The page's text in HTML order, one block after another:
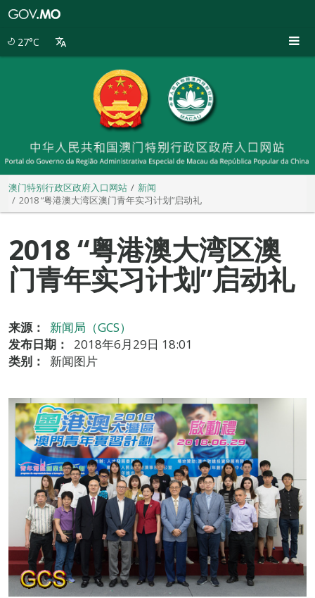
27°C
澳门特别行政区政府入口网站
新闻
2018 “粤港澳大湾区澳门青年实习计划”启动礼
2018 “粤港澳大湾区澳
门青年实习计划”启动礼
来源：
新闻局（GCS）
发布日期：
2018年6月29日 18:01
类别：
新闻图片